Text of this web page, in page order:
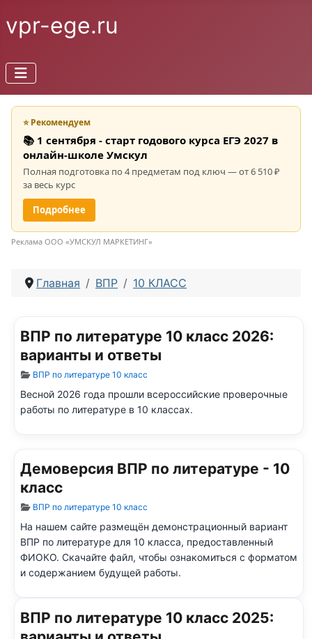
vpr-ege.ru
⭐ Рекомендуем
📚 1 сентября - старт годового курса ЕГЭ 2027 в
онлайн-школе Умскул
Полная подготовка по 4 предметам под ключ — от 6 510 ₽
за весь курс
Подробнее
Реклама ООО «УМСКУЛ МАРКЕТИНГ»
Главная ВПР 10 КЛАСС
ВПР по литературе 10 класс 2026:
варианты и ответы
Информация о материале
ВПР по литературе 10 класс
Весной 2026 года прошли всероссийские проверочные
работы по литературе в 10 классах.
Демоверсия ВПР по литературе - 10
класс
Информация о материале
ВПР по литературе 10 класс
На нашем сайте размещён демонстрационный вариант
ВПР по литературе для 10 класса, предоставленный
ФИОКО. Скачайте файл, чтобы ознакомиться с форматом
и содержанием будущей работы.
ВПР по литературе 10 класс 2025: